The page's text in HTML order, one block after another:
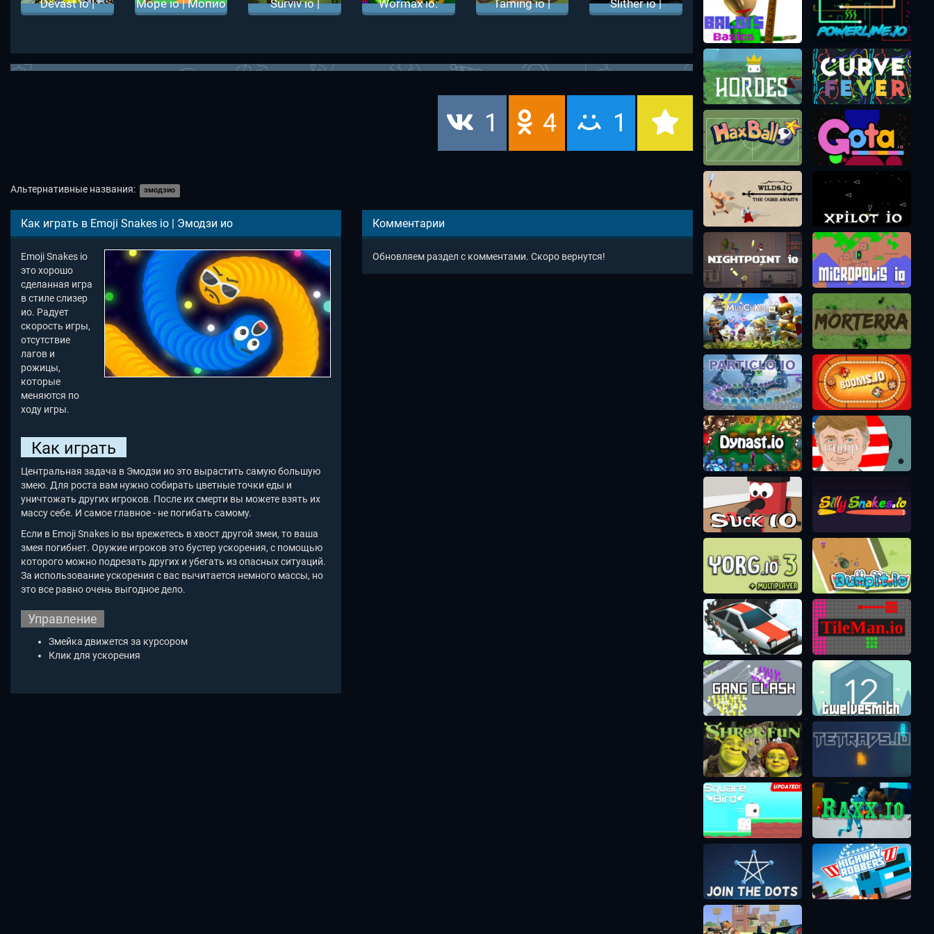
Devast io |
Mope io | Мопио
Surviv io |
Wormax io:
Taming io |
Slither io |
1 4 1
Альтернативные названия: эмодзио
Как играть в Emoji Snakes io | Эмодзи ио
Emoji Snakes io
это хорошо
сделанная игра
в стиле слизер
ио. Радует
скорость игры,
отсутствие
лагов и
рожицы,
которые
меняются по
ходу игры.
Как играть
Центральная задача в Эмодзи ио это вырастить самую большую
змею. Для роста вам нужно собирать цветные точки еды и
уничтожать других игроков. После их смерти вы можете взять их
массу себе. И самое главное - не погибать самому.
Если в Emoji Snakes io вы врежетесь в хвост другой змеи, то ваша
змея погибнет. Оружие игроков это бустер ускорения, с помощью
которого можно подрезать других и убегать из опасных ситуаций.
За использование ускорения с вас вычитается немного массы, но
это все равно очень выгодное дело.
Управление
Змейка движется за курсором
Клик для ускорения
Комментарии
Обновляем раздел с комментами. Скоро вернутся!